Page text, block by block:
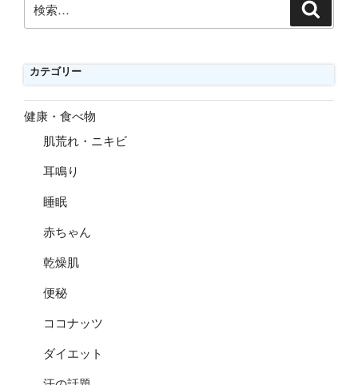
索:
カテゴリー
健康・食べ物
肌荒れ・ニキビ
耳鳴り
睡眠
赤ちゃん
乾燥肌
便秘
ココナッツ
ダイエット